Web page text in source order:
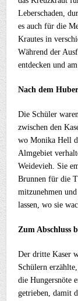
Leberschaden,
es auch für die
Krautes in
Während der
entdecken und
Nach dem
Die Schüler
zwischen den
wo Monika Hell
Almgebiet
Weidevieh. Sie
Brunnen für die
mitzunehmen
lassen, wo sie
Zum Abschluss
Der dritte Kaser
Schülern
die Hungersnöte
getrieben, damit